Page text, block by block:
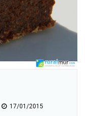
17/01/2015